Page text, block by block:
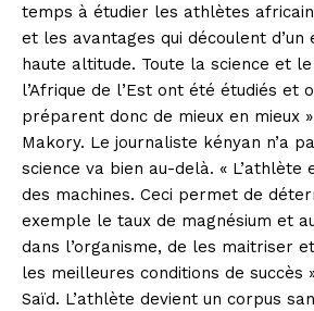
temps à étudier les athlètes
et les avantages qui découlent
haute altitude. Toute la science et
l’Afrique de l’Est ont été étudiés et
préparent donc de mieux en mieux
Makory. Le journaliste kényan n’a
science va bien au-delà. « L’athlète
des machines. Ceci permet de
exemple le taux de magnésium et
dans l’organisme, de les maitriser
les meilleures conditions de succès
Saïd. L’athlète devient un corpus